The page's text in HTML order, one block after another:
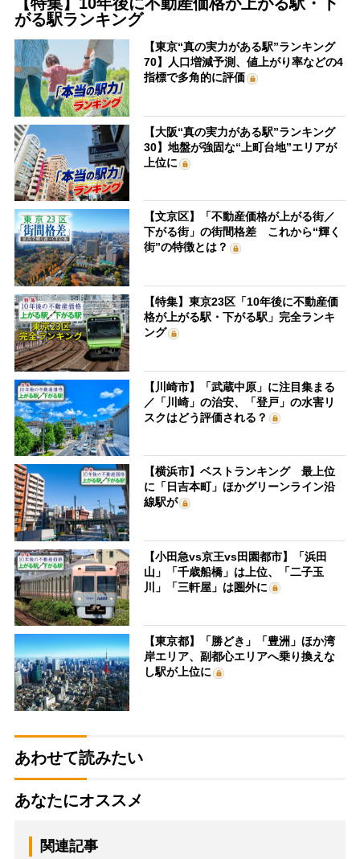
がる駅ランキング
【東京“真の実力がある駅”ランキング
70】人口増減予測、値上がり率などの4
指標で多角的に評価
【大阪“真の実力がある駅”ランキング
30】地盤が強固な“上町台地”エリアが
上位に
【文京区】「不動産価格が上がる街／
下がる街」の街間格差 これから“輝く
街”の特徴とは？
【特集】東京23区「10年後に不動産価
格が上がる駅・下がる駅」完全ランキ
ング
【川崎市】「武蔵中原」に注目集まる
／「川崎」の治安、「登戸」の水害リ
スクはどう評価される？
【横浜市】ベストランキング 最上位
に「日吉本町」ほかグリーンライン沿
線駅が
【小田急vs京王vs田園都市】「浜田
山」「千歳船橋」は上位、「二子玉
川」「三軒屋」は圏外に
【東京都】「勝どき」「豊洲」ほか湾
岸エリア、副都心エリアへ乗り換えな
し駅が上位に
あわせて読みたい
あなたにオススメ
関連記事